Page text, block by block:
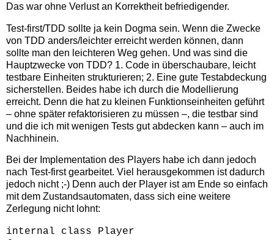
Das war ohne Verlust an Korrektheit befriedigender.
Test-first/TDD sollte ja kein Dogma sein. Wenn die Zwecke
von TDD anders/leichter erreicht werden können, dann
sollte man den leichteren Weg gehen. Und was sind die
Hauptzwecke von TDD? 1. Code in überschaubare, leicht
testbare Einheiten strukturieren; 2. Eine gute Testabdeckung
sicherstellen. Beides habe ich durch die Modellierung
erreicht. Denn die hat zu kleinen Funktionseinheiten geführt
– ohne später refaktorisieren zu müssen –, die testbar sind
und die ich mit wenigen Tests gut abdecken kann – auch im
Nachhinein.
Bei der Implementation des Players habe ich dann jedoch
nach Test-first gearbeitet. Viel herausgekommen ist dadurch
jedoch nicht ;-) Denn auch der Player ist am Ende so einfach
mit dem Zustandsautomaten, dass sich eine weitere
Zerlegung nicht lohnt:
internal class Player